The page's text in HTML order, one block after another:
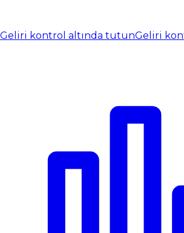
Geliri kontrol altında tutunGeliri